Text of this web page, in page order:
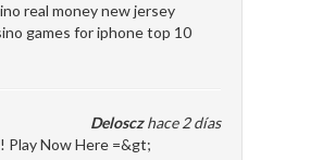
real money new jersey
games for iphone top 10
Delosczhace 2 días
Play Now Here =&gt;